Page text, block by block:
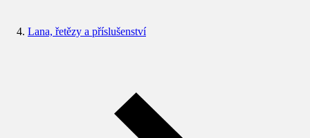
Lana, řetězy a příslušenství